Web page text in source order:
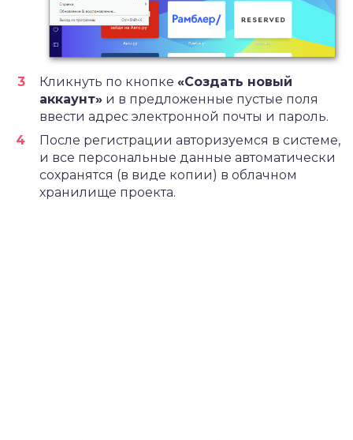
Кликнуть по кнопке «Создать новый
аккаунт» и в предложенные пустые поля
ввести адрес электронной почты и пароль.
После регистрации авторизуемся в системе,
и все персональные данные автоматически
сохранятся (в виде копии) в облачном
хранилище проекта.